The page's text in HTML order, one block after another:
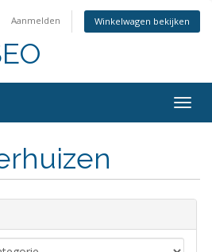
Aanmelden Winkelwagen bekijken
in-/